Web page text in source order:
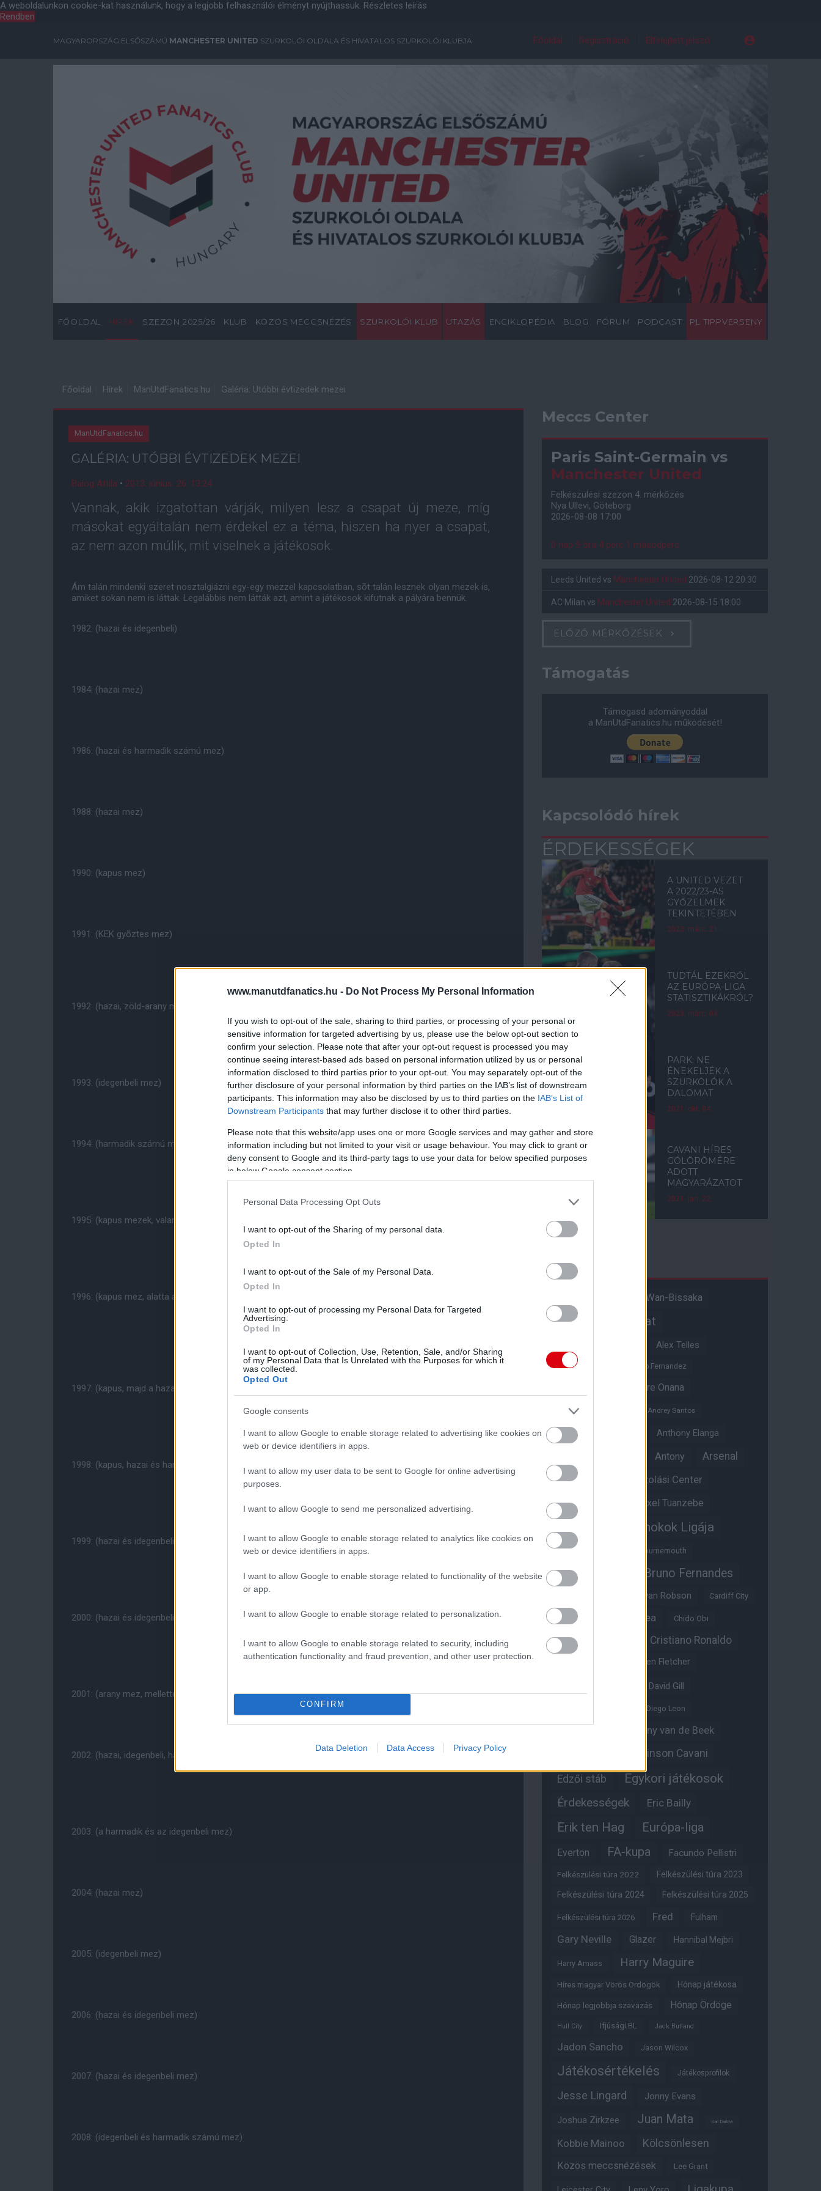
www.manutdfanatics.hu - Do Not Process My Personal Information
If you wish to opt-out of the sale, sharing to third parties, or processing of your personal or
sensitive information for targeted advertising by us, please use the below opt-out section to
confirm your selection. Please note that after your opt-out request is processed you may
continue seeing interest-based ads based on personal information utilized by us or personal
information disclosed to third parties prior to your opt-out. You may separately opt-out of the
further disclosure of your personal information by third parties on the IAB’s list of downstream
participants. This information may also be disclosed by us to third parties on the IAB’s List of
Downstream Participants that may further disclose it to other third parties.
Please note that this website/app uses one or more Google services and may gather and store
information including but not limited to your visit or usage behaviour. You may click to grant or
deny consent to Google and its third-party tags to use your data for below specified purposes
in below Google consent section.
Personal Data Processing Opt Outs
I want to opt-out of the Sharing of my personal data.
Opted In
I want to opt-out of the Sale of my Personal Data.
Opted In
I want to opt-out of processing my Personal Data for Targeted
Advertising.
Opted In
I want to opt-out of Collection, Use, Retention, Sale, and/or Sharing
of my Personal Data that Is Unrelated with the Purposes for which it
was collected.
Opted Out
Google consents
I want to allow Google to enable storage related to advertising like cookies on
web or device identifiers in apps.
I want to allow my user data to be sent to Google for online advertising
purposes.
I want to allow Google to send me personalized advertising.
I want to allow Google to enable storage related to analytics like cookies on
web or device identifiers in apps.
I want to allow Google to enable storage related to functionality of the website
or app.
I want to allow Google to enable storage related to personalization.
I want to allow Google to enable storage related to security, including
authentication functionality and fraud prevention, and other user protection.
CONFIRM
Data Deletion Data Access Privacy Policy
A weboldalunkon cookie-kat használunk, hogy a legjobb felhasználói élményt nyújthassuk. Részletes leírás
Rendben
MAGYARORSZÁG ELSŐSZÁMÚ MANCHESTER UNITED SZURKOLÓI OLDALA ÉS HIVATALOS SZURKOLÓI KLUBJA Főoldal Regisztráció Elfelejtett jelszó
FŐOLDAL HÍREK SZEZON 2025/26 KLUB KÖZÖS MECCSNÉZÉS SZURKOLÓI KLUB UTAZÁS ENCIKLOPÉDIA BLOG FÓRUM PODCAST PL TIPPVERSENY
Főoldal Hírek ManUtdFanatics.hu Galéria: Utóbbi évtizedek mezei
ManUtdFanatics.hu
GALÉRIA: UTÓBBI ÉVTIZEDEK MEZEI
Balog Attila • 2013. június. 26. 13:24
Vannak, akik izgatottan várják, milyen lesz a csapat új meze, míg
másokat egyáltalán nem érdekel ez a téma, hiszen ha nyer a csapat,
az nem azon múlik, mit viselnek a játékosok.
Ám talán mindenki szeret nosztalgiázni egy-egy mezzel kapcsolatban, sõt talán lesznek olyan mezek is,
amiket sokan nem is láttak. Legalábbis nem látták azt, amint a játékosok kifutnak a pályára bennük.
1982: (hazai és idegenbeli)
1984: (hazai mez)
1986: (hazai és harmadik számú mez)
1988: (hazai mez)
1990: (kapus mez)
1991: (KEK gyõztes mez)
1992: (hazai, zöld-arany mez, alatta a kapus, valamint az idegenbeli mez)
1993: (idegenbeli mez)
1994: (harmadik számú mez, kapus mez és a hazai mez)
1995: (kapus mezek, valamint minden idõk talán 'legkevésbé szép' idegenbeli meze)
1996: (kapus mez, alatta a hazai és az idegenbeli, majd a harmadik számú mez)
1997: (kapus, majd a hazai és idegenbeli mez)
1998: (kapus, hazai és harmadik mez)
1999: (hazai és idegenbeli, valamint a harmadik számú és a kapus mez)
2000: (hazai és idegenbeli, valamint a harmadik és a kapus mez)
2001: (arany mez, mellette az idegenbeli)
2002: (hazai, idegenbeli, hamradik számú mez)
2003: (a harmadik és az idegenbeli mez)
2004: (hazai mez)
2005: (idegenbeli mez)
2006: (hazai és idegenbeli mez)
2007: (hazai és idegenbeli mez)
2008: (idegenbeli és harmadik számú mez)
Meccs Center
Paris Saint-Germain vs
Manchester United
Felkészülési szezon 4. mérkőzés
Nya Ullevi, Göteborg
2026-08-08 17:00
0 nap 9 óra 4 perc 0 másodperc
Leeds United vs Manchester United 2026-08-12 20:30
AC Milan vs Manchester United 2026-08-15 18:00
ELŐZŐ MÉRKŐZÉSEK
Támogatás
Támogasd adományoddal
a ManUtdFanatics.hu működését!
Kapcsolódó hírek
ÉRDEKESSÉGEK
A UNITED VEZET
A 2022/23-AS
GYŐZELMEK
TEKINTETÉBEN
2023. márc. 21.
TUDTÁL EZEKRŐL
AZ EURÓPA-LIGA
STATISZTIKÁKRÓL?
2023. márc. 08.
PARK: NE
ÉNEKELJÉK A
SZURKOLÓK A
DALOMAT
2021. okt. 04.
CAVANI HÍRES
GÓLÖRÖMÉRE
ADOTT
MAGYARÁZATOT
2021. jan. 22.
Aaron Wan-Bissaka
Akadémiai csapat
Alex Telles
Altay Bayindir Alvaro Fernandez
Andre Onana
Andreas Pereira
Andrey Santos
Angol válogatott Anthony Elanga
Antony Arsenal
Aston Villa Átigazolási Center
Átigazolások Axel Tuanzebe
Bajnokok Ligája
Benjamin Sesko Bournemouth
Brandon Williams Bruno Fernandes
Bryan Robson Cardiff City
Casemiro Chelsea Chido Obi
Christian Eriksen Cristiano Ronaldo
Darren Fletcher
David Gill
Diego Leon
Donny van de Beek
Edinson Cavani
Edzői stáb Egykori játékosok
Érdekességek Eric Bailly
Erik ten Hag Európa-liga
Everton FA-kupa Facundo Pellistri
Felkészülési túra 2022 Felkészülési túra 2023
Felkészülési túra 2024 Felkészülési túra 2025
Felkészülési túra 2026 Fred Fulham
Gary Neville Glazer Hannibal Mejbri
Harry Amass Harry Maguire
Híres magyar Vörös Ördögök Hónap játékosa
Hónap legjobbja szavazás Hónap Ördöge
Hull City Ifjúsági BL Jack Butland
Jadon Sancho Jason Wilcox
Játékosértékelés Játékosprofilok
Jesse Lingard Jonny Evans
Joshua Zirkzee Juan Mata Karl Darlow
Kobbie Mainoo Kölcsönlesen
Közös meccsnézések Lee Grant